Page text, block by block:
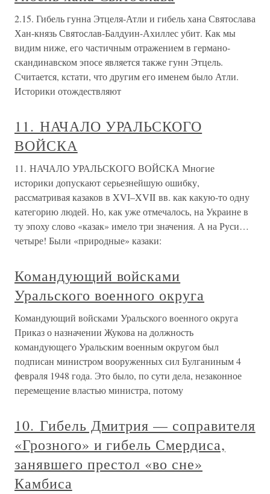
2.15. Гибель гунна Этцеля-Атли и гибель хана Святослава
Хан-князь Святослав-Балдуин-Ахиллес убит. Как мы
видим ниже, его частичным отражением в германо-
скандинавском эпосе является также гунн Этцель.
Считается, кстати, что другим его именем было Атли.
Историки отождествляют
11. НАЧАЛО УРАЛЬСКОГО
ВОЙСКА
11. НАЧАЛО УРАЛЬСКОГО ВОЙСКА Многие
историки допускают серьезнейшую ошибку,
рассматривая казаков в XVI–XVII вв. как какую-то одну
категорию людей. Но, как уже отмечалось, на Украине в
ту эпоху слово «казак» имело три значения. А на Руси…
четыре! Были «природные» казаки:
Командующий войсками
Уральского военного округа
Командующий войсками Уральского военного округа
Приказ о назначении Жукова на должность
командующего Уральским военным округом был
подписан министром вооруженных сил Булганиным 4
февраля 1948 года. Это было, по сути дела, незаконное
перемещение властью министра, потому
10. Гибель Дмитрия — соправителя
«Грозного» и гибель Смердиса,
занявшего престол «во сне»
Камбиса